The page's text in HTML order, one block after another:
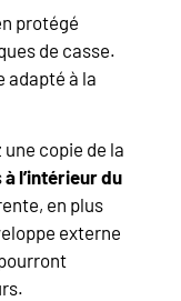
protégé
de casse.
adapté à la
une copie de la
à l’intérieur du
en plus
externe